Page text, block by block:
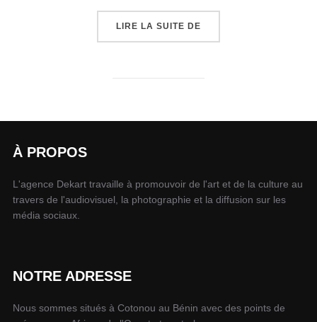
LIRE LA SUITE DE
À PROPOS
L'agence Dekart travaille à promouvoir de l'art et de la culture au
travers de l'audiovisuel, la photographie et la diffusion sur les
média sociaux.
NOTRE ADRESSE
Nous sommes situés à Cotonou au Bénin avec des points de